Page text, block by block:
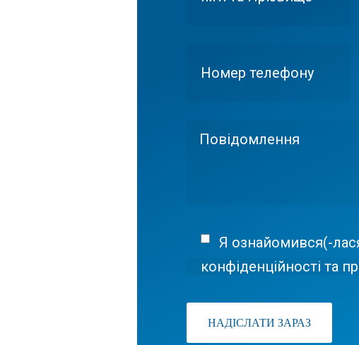
Я ознайомився(-
конфіденційності та